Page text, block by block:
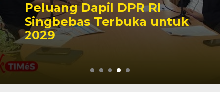
Kontroversi Putusan
Korupsi Askiman, Final
atau Lanjut